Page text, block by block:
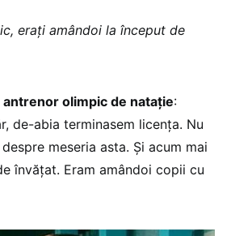
erați amândoi la început de
olimpic de natație:
de-abia terminasem licența. Nu
meseria asta. Și acum mai
învățat. Eram amândoi copii cu